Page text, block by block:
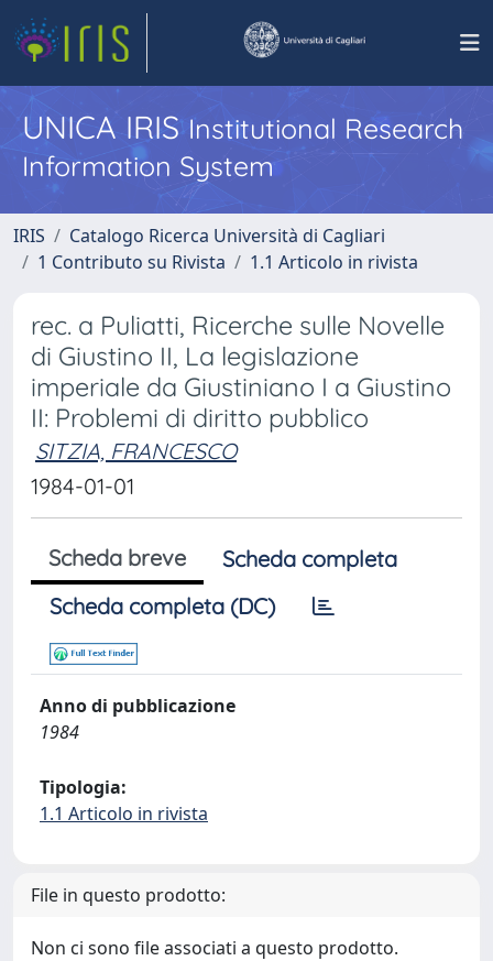
UNICA IRISInstitutional Research
Information System
IRIS
Catalogo Ricerca Università di Cagliari
1 Contributo su Rivista
1.1 Articolo in rivista
rec. a Puliatti, Ricerche sulle Novelle
di Giustino II, La legislazione
imperiale da Giustiniano I a Giustino
II: Problemi di diritto pubblico
SITZIA, FRANCESCO
1984-01-01
Scheda breve
Scheda completa
Scheda completa (DC)
Anno di pubblicazione
1984
Tipologia:
1.1 Articolo in rivista
File in questo prodotto:
Non ci sono file associati a questo prodotto.